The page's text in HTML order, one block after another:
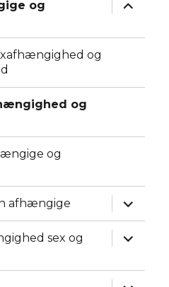
og
og
og
og
afhængige
udvid
sex og
udvid
udvid